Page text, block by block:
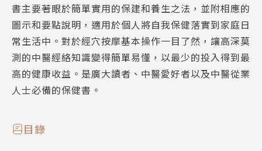
書主要著眼於簡單實用的保建和養生之法，並附相應的
圖示和要點說明，適用於個人將自我保健落實到家庭日
常生活中。對於經穴按摩基本操作一目了然，讓高深莫
測的中醫經絡知識變得簡單易懂，以最少的投入得到最
高的健康收益。是廣大讀者、中醫愛好者以及中醫從業
人士必備的保健書。
目錄